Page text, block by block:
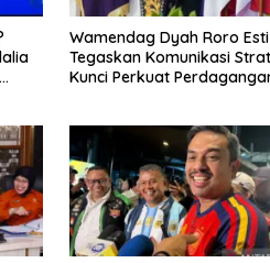
Wamendag Dyah Roro Esti
Tegaskan Komunikasi
Kunci Perkuat